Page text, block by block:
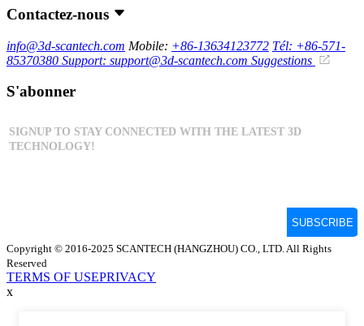
Contactez-nous
info@3d-scantech.com Mobile: +86-13634123772 Tél: +86-571-
85370380 Support: support@3d-scantech.com Suggestions
S'abonner
Copyright © 2016-2025 SCANTECH (HANGZHOU) CO., LTD. All Rights
Reserved
TERMS OF USEPRIVACY
x